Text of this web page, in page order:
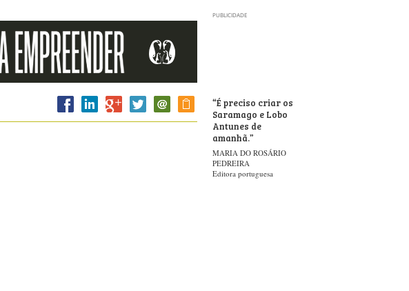
PUBLICIDADE
“É preciso criar os
Saramago e Lobo
Antunes de
amanhã.”
MARIA DO ROSÁRIO
PEDREIRA
Editora portuguesa